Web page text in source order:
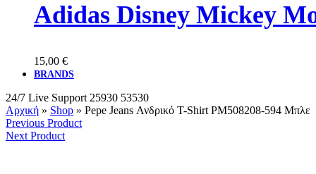
Adidas Disney Mickey
15,00 €
BRANDS
24/7 Live Support 25930 53530
Αρχική » Shop » Pepe Jeans Ανδρικό T-Shirt PM508208-594 Μπλε
Previous Product
Next Product